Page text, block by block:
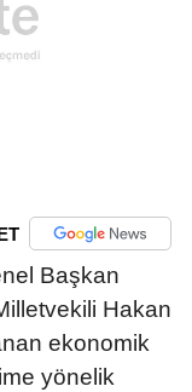
Başkan
Hakan
ekonomik
yönelik